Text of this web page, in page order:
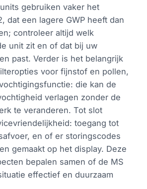
gebruiken vaker het
dat een lagere GWP heeft dan
controleer altijd welk
unit zit en of dat bij uw
past. Verder is het belangrijk
voor fijnstof en pollen,
die kan de
verlagen zonder de
te veranderen. Tot slot
toegang tot
en of er storingscodes
gemaakt op het display. Deze
bepalen samen of de MS
effectief en duurzaam